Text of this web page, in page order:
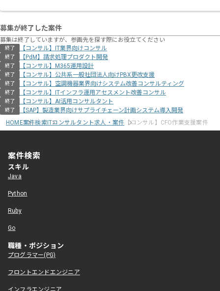
募集が終了した案件
募集は終了していますが、参画先を探す際にお役立てください
終了 【コンサル】IT業界向けコンサル
終了 【PdM】請求処理プロダクト開発
終了 【コンサル】M365運用設計
終了 【コンサル】公共系一般社団法人向けPBX更改支援
終了 【コンサル】空調機器業界向けシステム改善コンサルティング
終了 【コンサル】ITインフラ運用アセスメント改善コンサル
終了 【コンサル】AI活用コンサルタント
終了
【SAP】製造業界向けサプライチェーン計画システム導入開発
HOME案件検索ITコンサルタント求人・案件 【コンサル】CFO作業支援案件
案件検索
スキル
Java
Python
Ruby
Go
職種・ポジション
プログラマー(PG)
フロントエンドエンジニア
インフラエンジニア